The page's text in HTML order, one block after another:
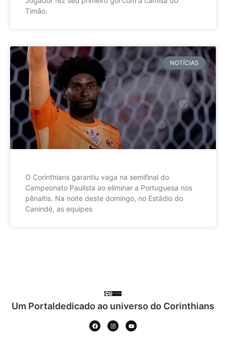
Timão.
NOTÍCIAS
O Corinthians garantiu vaga na semifinal do
Campeonato Paulista ao eliminar a Portuguesa nos
pênaltis. Na noite deste domingo, no Estádio do
Canindé, as equipes
Um Portaldedicado ao universo do Corinthians